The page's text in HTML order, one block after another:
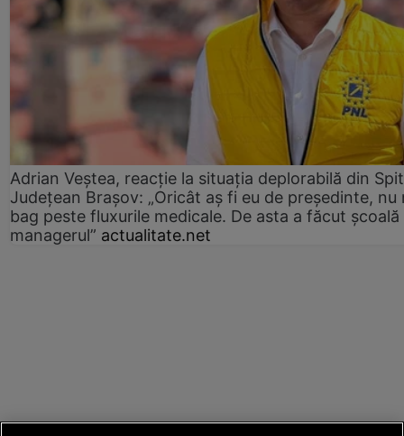
Adrian Veștea, reacție la situația deplorabilă din
Județean Brașov: „Oricât aș fi eu de președinte, nu
bag peste fluxurile medicale. De asta a făcut școală
managerul” actualitate.net